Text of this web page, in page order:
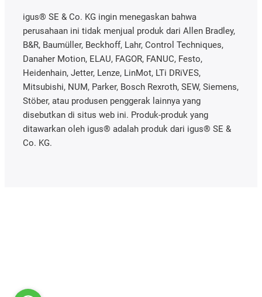
igus® SE & Co. KG ingin menegaskan bahwa
perusahaan ini tidak menjual produk dari Allen Bradley,
B&R, Baumüller, Beckhoff, Lahr, Control Techniques,
Danaher Motion, ELAU, FAGOR, FANUC, Festo,
Heidenhain, Jetter, Lenze, LinMot, LTi DRiVES,
Mitsubishi, NUM, Parker, Bosch Rexroth, SEW, Siemens,
Stöber, atau produsen penggerak lainnya yang
disebutkan di situs web ini. Produk-produk yang
ditawarkan oleh igus® adalah produk dari igus® SE &
Co. KG.